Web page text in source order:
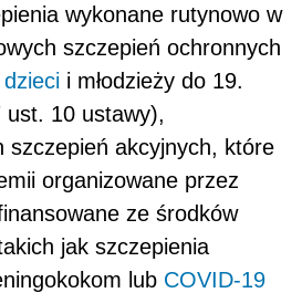
wykonane rutynowo w
szczepień ochronnych
dzieci i młodzieży do 19.
10 ustawy),
szczepień akcyjnych, które
organizowane przez
ze środków
jak szczepienia
lub COVID-19